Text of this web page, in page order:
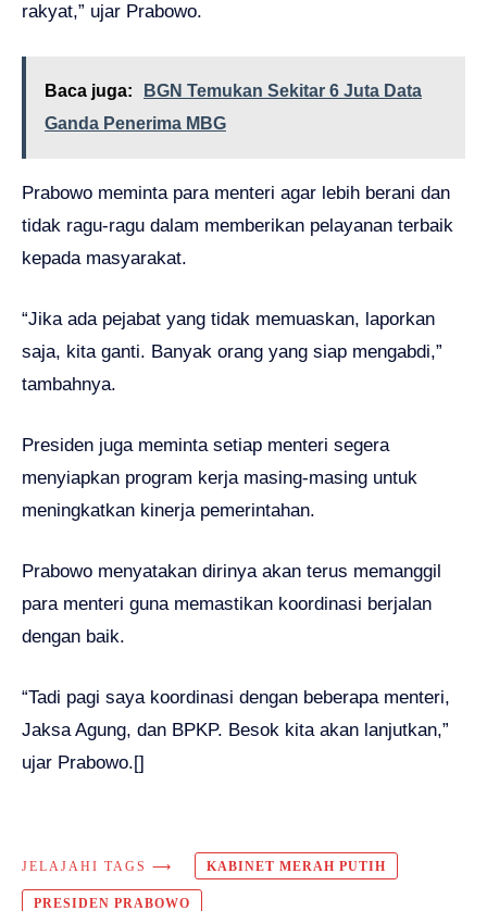
rakyat,” ujar Prabowo.
Baca juga:
BGN Temukan Sekitar 6 Juta Data
Ganda Penerima MBG
Prabowo meminta para menteri agar lebih berani dan
tidak ragu-ragu dalam memberikan pelayanan terbaik
kepada masyarakat.
“Jika ada pejabat yang tidak memuaskan, laporkan
saja, kita ganti. Banyak orang yang siap mengabdi,”
tambahnya.
Presiden juga meminta setiap menteri segera
menyiapkan program kerja masing-masing untuk
meningkatkan kinerja pemerintahan.
Prabowo menyatakan dirinya akan terus memanggil
para menteri guna memastikan koordinasi berjalan
dengan baik.
“Tadi pagi saya koordinasi dengan beberapa menteri,
Jaksa Agung, dan BPKP. Besok kita akan lanjutkan,”
ujar Prabowo.[]
JELAJAHI TAGS ⟶ KABINET MERAH PUTIH
PRESIDEN PRABOWO